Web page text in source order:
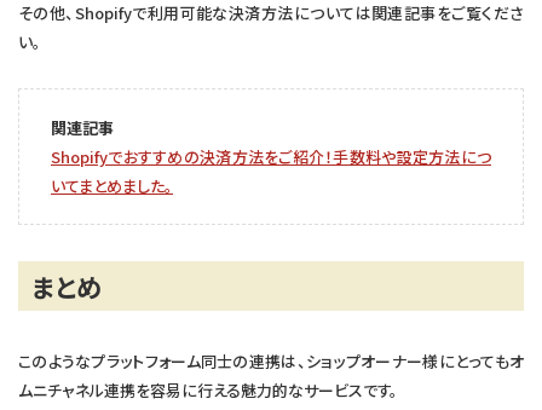
その他、Shopifyで利用可能な決済方法については関連記事をご覧くださ
い。
関連記事
Shopifyでおすすめの決済方法をご紹介！手数料や設定方法につ
いてまとめました。
まとめ
このようなプラットフォーム同士の連携は、ショップオーナー様にとってもオ
ムニチャネル連携を容易に行える魅力的なサービスです。